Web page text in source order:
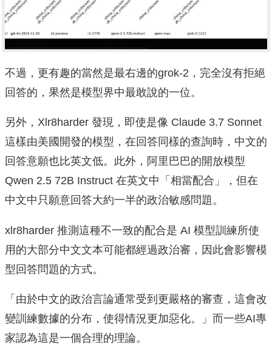
不過，更有趣的當然是最右邊的grok-2，完全沒有拒絕
回答的，果然是模型界中最敢說的一位。
另外，Xlr8harder 發現，即使是像 Claude 3.7 Sonnet
這樣由美國開發的模型，在回答同樣的查詢時，中文的
回答意願也比英文低。此外，阿里巴巴的開放模型
Qwen 2.5 72B Instruct 在英文中「相當配合」，但在
中文中只願意回答大約一半的政治敏感問題。
xlr8harder 推測這種不一致的配合是 AI 模型訓練所使
用的大部分中文文本可能都經過政治審，因此會影響模
型回答問題的方式。
「由於中文的政治言論通常受到更嚴格的審查，這會改
變訓練數據的分布，使得情況更加惡化。」而一些AI專
家認為這是一個合理的理論。